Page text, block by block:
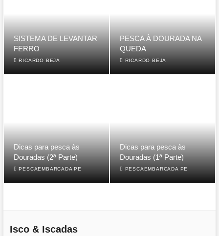
SISTEMA DE LEVANTAR
FERRO
RICARDO BEJA
PESCA À DOURADA NA
QUEDA
RICARDO BEJA
Dicas para pesca às
Douradas (2ª Parte)
PESCAEMBARCADA PE
Dicas para pesca às
Douradas (1ª Parte)
PESCAEMBARCADA PE
Isco & Iscadas